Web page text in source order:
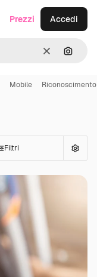
CancellaCerca
Prezzi Accedi
Mobile
Filtri